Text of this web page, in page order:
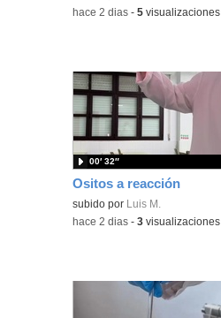
-hace 2 dias -5 visualizaciones
Ositos a reacción
Contenido educativo.
subido por Luis M.
00′ 32″
-hace 2 dias -3 visualizaciones